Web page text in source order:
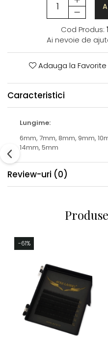
Cod Produs:
Ai nevoie de
Adauga la Favorite
Caracteristici
Lungime:
6mm, 7mm, 8mm, 9mm,
14mm, 5mm
Review-uri (0)
-61%